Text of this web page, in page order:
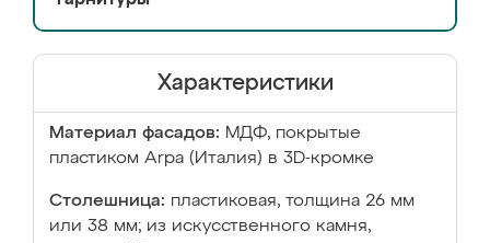
Характеристики
Материал фасадов: МДФ, покрытые
пластиком Arpa (Италия) в 3D-кромке
Столешница: пластиковая, толщина 26 мм
или 38 мм; из искусственного камня,